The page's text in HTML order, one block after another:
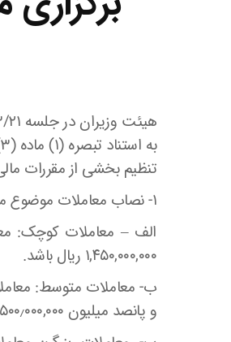
تنظیم بخشی از مقررات مالی دولت (۲)-مصوب
۱- نصاب معاملات موضوع ماده (۳) قانون برگزاری مناقصات – مصوب ۱۳۸۳- به شرح زیر تعیین می شود:
الف – معاملات کوچک:
۱,۴۵۰,۰۰۰,۰۰۰ ریال باشد.
ب- معاملات متوسط:
و پانصد میلیون ۱۴٫۵۰۰٫۰۰۰,۰۰۰ ریال تجاوز نکند